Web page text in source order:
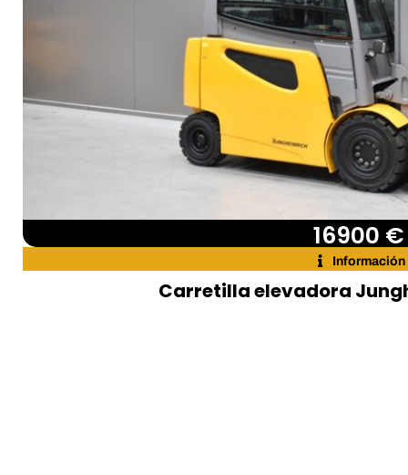
16900 €
Información
Carretilla elevadora